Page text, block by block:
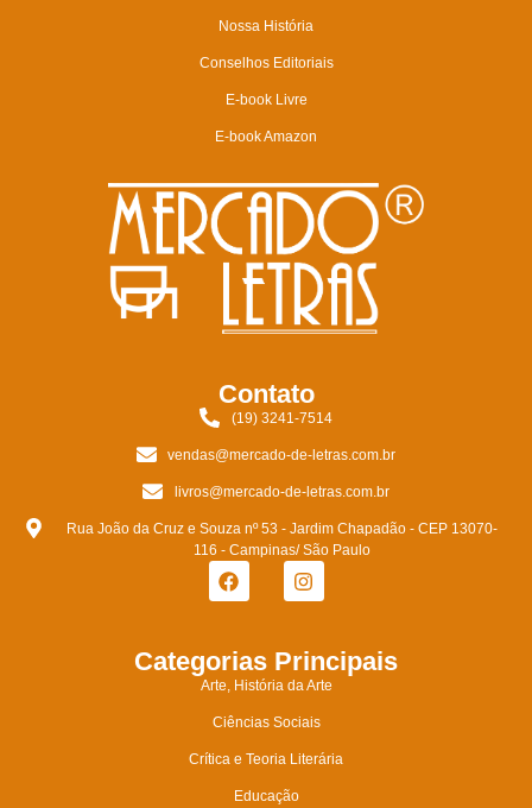
Nossa História
Conselhos Editoriais
E-book Livre
E-book Amazon
Contato
(19) 3241-7514
vendas@mercado-de-letras.com.br
livros@mercado-de-letras.com.br
Rua João da Cruz e Souza nº 53 - Jardim Chapadão - CEP 13070-
116 - Campinas/ São Paulo
Categorias Principais
Arte, História da Arte
Ciências Sociais
Crítica e Teoria Literária
Educação